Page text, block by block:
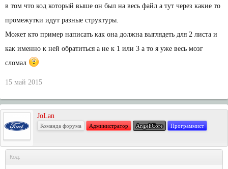
в том что код который выше он был на весь файл а тут через какие то
промежутки идут разные структуры.
Может кто пример написать как она должна выглядеть для 2 листа и
как именно к ней обратиться а не к 1 или 3 а то я уже весь мозг
сломал
15 май 2015
JoLan
Команда форума Администратор AngeliCore Программист
Код: